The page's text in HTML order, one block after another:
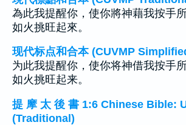
為此我提醒你，使你將神藉我按手
如火挑旺起來。
现代标点和合本 (CUVMP
为此我提醒你，使你将神借我按手
如火挑旺起来。
提 摩 太 後 書 1:6 Chinese Bible:
(Traditional)